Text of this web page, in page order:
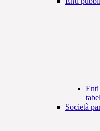
Società